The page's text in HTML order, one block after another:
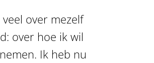
over mezelf
over hoe ik wil
Ik heb nu